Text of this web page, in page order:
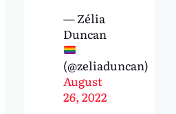
— Zélia
Duncan
(@zeliaduncan)
August
26, 2022